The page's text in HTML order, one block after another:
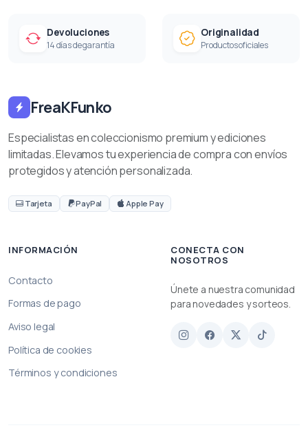
Devoluciones
14 días de garantía
Originalidad
Productos oficiales
FreaKFunko
Especialistas en coleccionismo premium y ediciones
limitadas. Elevamos tu experiencia de compra con envíos
protegidos y atención personalizada.
Tarjeta PayPal Apple Pay
INFORMACIÓN
Contacto
Formas de pago
Aviso legal
Política de cookies
Términos y condiciones
CONECTA CON
NOSOTROS
Únete a nuestra comunidad
para novedades y sorteos.